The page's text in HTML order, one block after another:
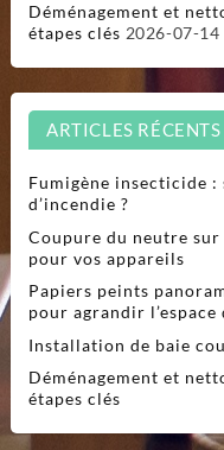
Déménagement et
étapes clés 2026-07-14
ARTICLES RÉCENTS
Fumigène insecticide
d’incendie ?
Coupure du neutre
pour vos appareils
Papiers peints
pour agrandir l’espace
Installation de baie
Déménagement et
étapes clés